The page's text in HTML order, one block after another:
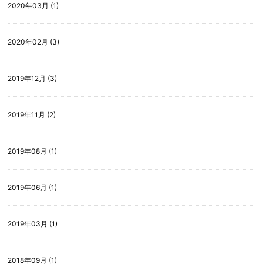
2020年03月 (1)
2020年02月 (3)
2019年12月 (3)
2019年11月 (2)
2019年08月 (1)
2019年06月 (1)
2019年03月 (1)
2018年09月 (1)